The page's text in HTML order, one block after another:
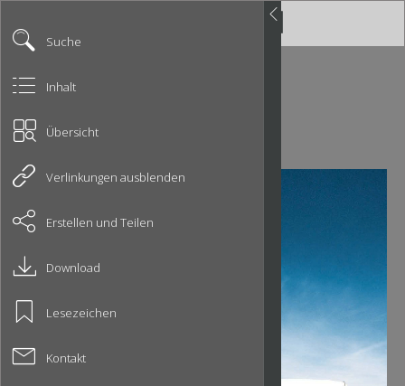
Suche
Inhalt
Übersicht
Verlinkungen ausblenden
Erstellen und Teilen
Download
Lesezeichen
Kontakt